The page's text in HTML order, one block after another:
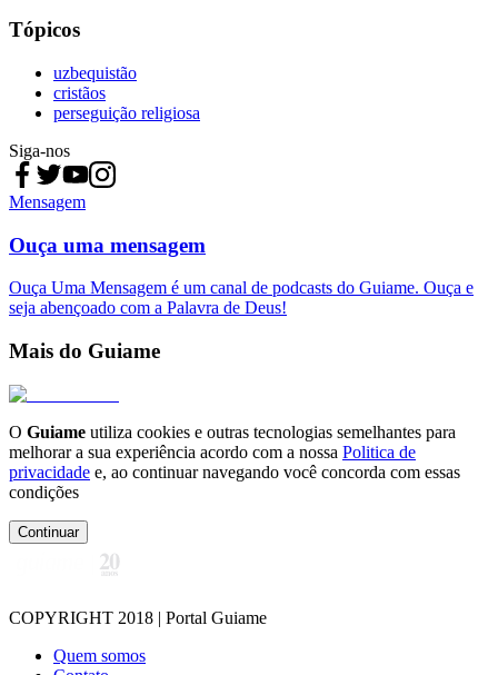
Tópicos
uzbequistão
cristãos
perseguição religiosa
Siga-nos
Mensagem
Ouça uma mensagem
Ouça Uma Mensagem é um canal de podcasts do Guiame. Ouça e
seja abençoado com a Palavra de Deus!
Mais do Guiame
O Guiame utiliza cookies e outras tecnologias semelhantes para
melhorar a sua experiência acordo com a nossa Politica de
privacidade e, ao continuar navegando você concorda com essas
condições
Continuar
COPYRIGHT 2018 | Portal Guiame
Quem somos